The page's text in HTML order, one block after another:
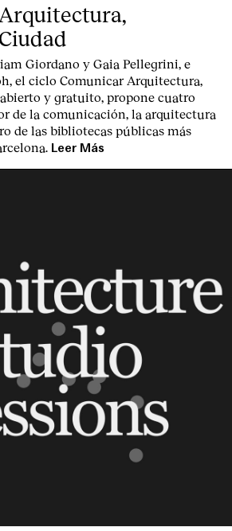
Clientes
Giordano y Gaia Pellegrini, e
el ciclo Comunicar Arquitectura,
y gratuito, propone cuatro
de la comunicación, la arquitectura
de las bibliotecas públicas más
Leer Más